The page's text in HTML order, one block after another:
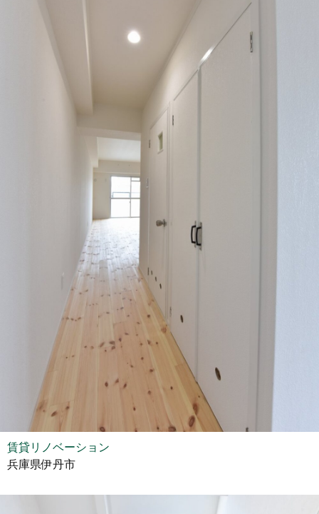
賃貸リノベーション
兵庫県伊丹市